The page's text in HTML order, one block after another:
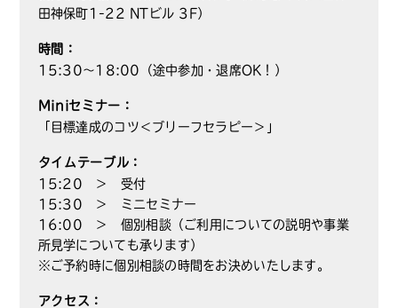
田神保町1-22 NTビル 3F）
時間：
15:30～18:00（途中参加・退席OK！）
Miniセミナー：
「目標達成のコツ＜ブリーフセラピー＞」
タイムテーブル：
15:20 ＞ 受付
15:30 ＞ ミニセミナー
16:00 ＞ 個別相談（ご利用についての説明や事業
所見学についても承ります）
※ご予約時に個別相談の時間をお決めいたします。
アクセス：